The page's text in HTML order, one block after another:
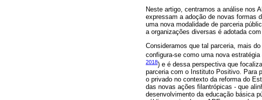
Neste artigo, centramos a análise nos
expressam a adoção de novas formas
uma nova modalidade de parceria
a organizações diversas é adotada
Consideramos que tal parceria, mais
configura-se como uma nova
2018) e é dessa perspectiva que
parceria com o Instituto Positivo. Para
o privado no contexto da reforma do
das novas ações filantrópicas - que
desenvolvimento da educação básica